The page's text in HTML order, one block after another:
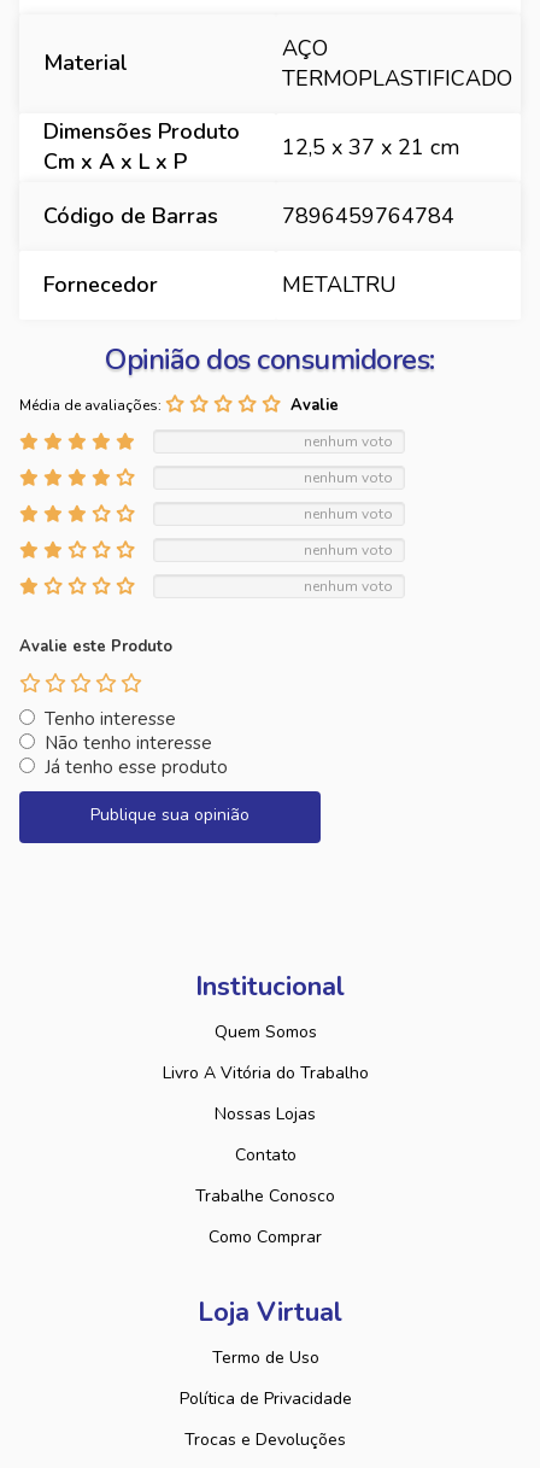
Material
AÇO
TERMOPLASTIFICADO
Dimensões Produto
Cm x A x L x P
12,5 x 37 x 21 cm
Código de Barras 7896459764784
Fornecedor METALTRU
Opinião dos consumidores:
Média de avaliações:
nenhum voto
nenhum voto
nenhum voto
nenhum voto
nenhum voto
Avalie este Produto
Tenho interesse
Não tenho interesse
Já tenho esse produto
Publique sua opinião
Institucional
Quem Somos
Livro A Vitória do Trabalho
Nossas Lojas
Contato
Trabalhe Conosco
Como Comprar
Loja Virtual
Termo de Uso
Política de Privacidade
Trocas e Devoluções